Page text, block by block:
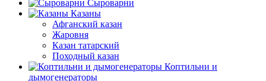
Сыроварни
Казаны
Афганский казан
Жаровня
Казан татарский
Походный казан
Коптильни и
дымогенераторы